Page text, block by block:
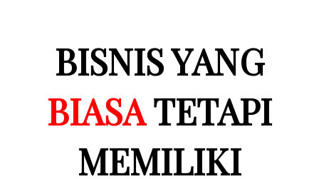
BISNIS YANG
BIASATETAPI
MEMILIKI